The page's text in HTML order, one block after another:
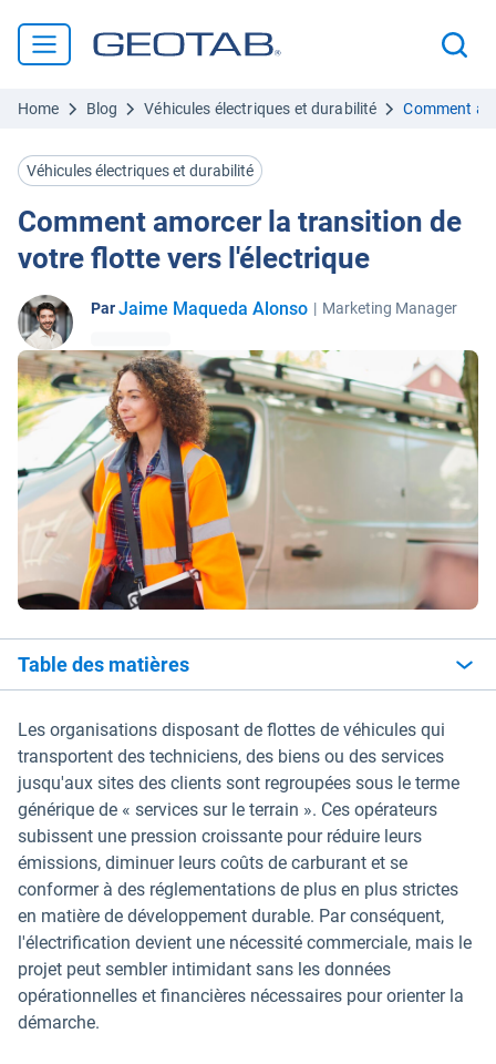
Home Blog Véhicules électriques et durabilité Comment
Véhicules électriques et durabilité
Comment amorcer la transition de
votre flotte vers l'électrique
ParJaime Maqueda Alonso | Marketing Manager
Table des matières
Les organisations disposant de flottes de véhicules qui
transportent des techniciens, des biens ou des services
jusqu'aux sites des clients sont regroupées sous le terme
générique de « services sur le terrain ». Ces opérateurs
subissent une pression croissante pour réduire leurs
émissions, diminuer leurs coûts de carburant et se
conformer à des réglementations de plus en plus strictes
en matière de développement durable. Par conséquent,
l'électrification devient une nécessité commerciale, mais le
projet peut sembler intimidant sans les données
opérationnelles et financières nécessaires pour orienter la
démarche.